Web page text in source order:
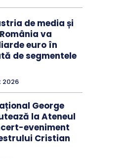
de media și
va
euro în
de segmentele
2026
George
la Ateneul
eveniment
Cristian